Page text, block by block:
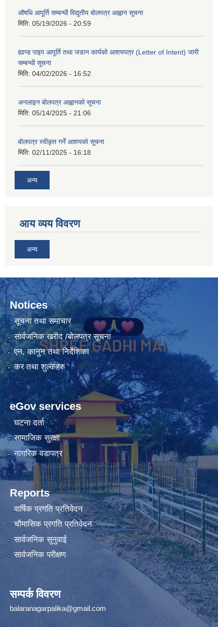
औषधि आपूर्ति सम्बन्धी विद्युतीय बोलपत्र आह्वान सूचना
मिति: 05/19/2026 - 20:59
ह्यान्ड पाइप आपूर्ति तथा जडान कार्यको आशयपत्र (Letter of Intent) जारी
सम्बन्धी सूचना
मिति: 04/02/2026 - 16:52
अनलाइन बोलपत्र आह्वानको सूचना
मिति: 05/14/2025 - 21:06
बोलपत्र स्वीकृत गर्ने आशयकाे सूचना
मिति: 02/11/2025 - 16:18
अन्य
आय व्यय विवरण
अन्य
Notices
सूचना तथा समाचार
सार्वजनिक खरीद /बोलपत्र सूचना
एन, कानुन तथा निर्देशिका
कर तथा शुल्कहरु
eGov services
घटना दर्ता
सामाजिक सुरक्षा
नागरिक वडापत्र
Reports
वार्षिक प्रगति प्रतिवेदन
चौमासिक प्रगति प्रतिवेदन
सार्वजनिक सुनुवाई
सार्वजनिक परीक्षण
सम्पर्क विवरण
balaranagarpalika@gmail.com